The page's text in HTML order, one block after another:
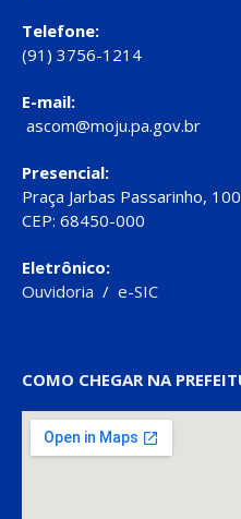
Telefone:
(91) 3756-1214
E-mail:
ascom@moju.pa.gov.br
Presencial:
Praça Jarbas Passarinho,
CEP: 68450-000
Eletrônico:
Ouvidoria / e-SIC
COMO CHEGAR NA